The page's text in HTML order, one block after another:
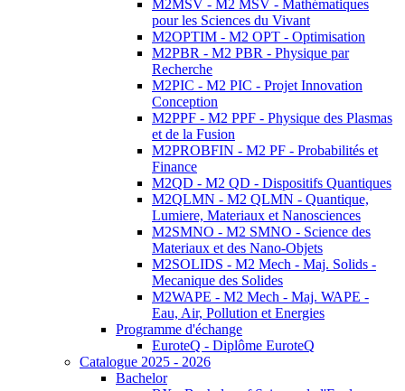
M2MSV - M2 MSV - Mathématiques
pour les Sciences du Vivant
M2OPTIM - M2 OPT - Optimisation
M2PBR - M2 PBR - Physique par
Recherche
M2PIC - M2 PIC - Projet Innovation
Conception
M2PPF - M2 PPF - Physique des Plasmas
et de la Fusion
M2PROBFIN - M2 PF - Probabilités et
Finance
M2QD - M2 QD - Dispositifs Quantiques
M2QLMN - M2 QLMN - Quantique,
Lumiere, Materiaux et Nanosciences
M2SMNO - M2 SMNO - Science des
Materiaux et des Nano-Objets
M2SOLIDS - M2 Mech - Maj. Solids -
Mecanique des Solides
M2WAPE - M2 Mech - Maj. WAPE -
Eau, Air, Pollution et Energies
Programme d'échange
EuroteQ - Diplôme EuroteQ
Catalogue 2025 - 2026
Bachelor